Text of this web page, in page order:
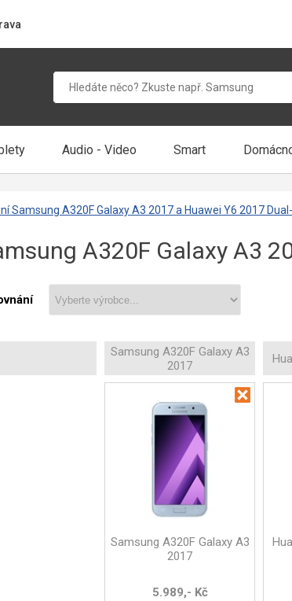
Audio - Video Smart
Samsung A320F Galaxy A3 2017 a Huawei Y6 2017
A320F Galaxy A3
Samsung A320F Galaxy A3
2017
Samsung A320F Galaxy A3
2017
5.989,- Kč